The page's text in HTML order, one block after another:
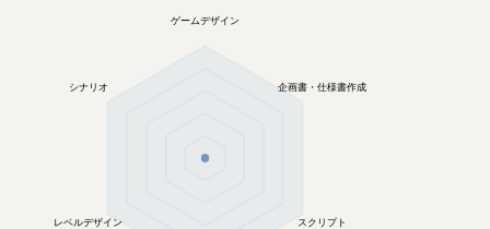
ゲームデザイン
企画書・仕様書作成
スクリプト
レベルデザイン
シナリオ